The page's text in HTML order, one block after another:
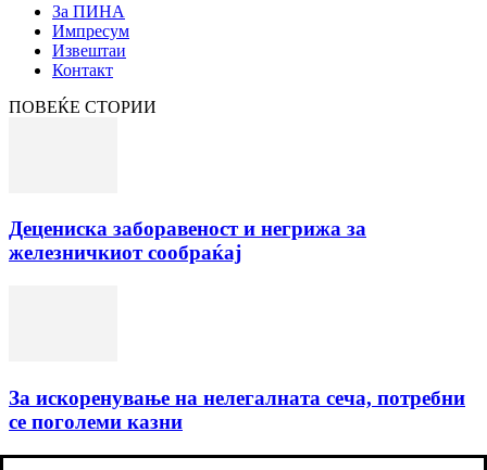
За ПИНА
Импресум
Извештаи
Контакт
ПОВЕЌЕ СТОРИИ
Децениска заборавеност и негрижа за
железничкиот сообраќај
За искоренување на нелегалната сеча, потребни
се поголеми казни